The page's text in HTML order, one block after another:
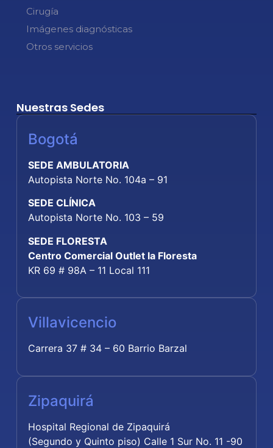
Cirugía
Imágenes diagnósticas
Otros servicios
Nuestras Sedes
Bogotá
SEDE AMBULATORIA
Autopista Norte No. 104a – 91
SEDE CLÍNICA
Autopista Norte No. 103 – 59
SEDE FLORESTA
Centro Comercial Outlet la Floresta
KR 69 # 98A – 11 Local 111
Villavicencio
Carrera 37 # 34 – 60 Barrio Barzal
Zipaquirá
Hospital Regional de Zipaquirá
(Segundo y Quinto piso) Calle 1 Sur No. 11 -90